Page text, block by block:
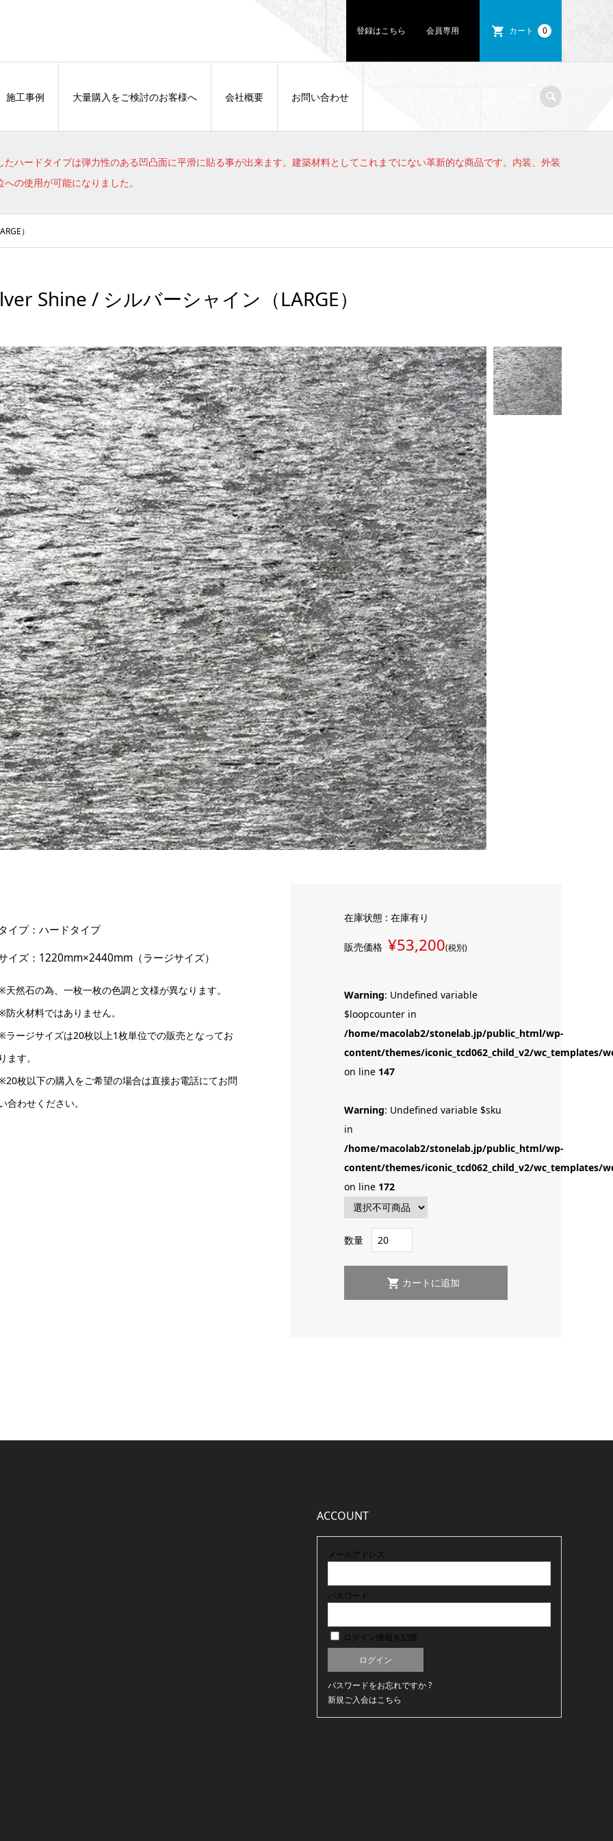
登録はこちら 会員専用 カート 0
施工事例 大量購入をご検討のお客様へ 会社概要 お問い合わせ
ハードタイプは弾力性のある凹凸面に平滑に貼る事が出来ます。建築材料としてこれまでにない革新的な商品です。内装、外装
の使用が可能になりました。
）
Shine / シルバーシャイン（LARGE）
イプ：ハードタイプ
イズ：1220mm×2440mm（ラージサイズ）
天然石の為、一枚一枚の色調と文様が異なります。
防火材料ではありません。
ラージサイズは20枚以上1枚単位での販売となってお
ます。
枚以下の購入をご希望の場合は直接お電話にてお問
合わせください。
在庫状態 : 在庫有り
販売価格 ¥53,200(税別)
Warning: Undefined variable
$loopcounter in
/home/macolab2/stonelab.jp/public_html/wp-
content/themes/iconic_tcd062_child_v2/wc_templates/
on line 147
Warning: Undefined variable $sku
in
/home/macolab2/stonelab.jp/public_html/wp-
content/themes/iconic_tcd062_child_v2/wc_templates/
on line 172
数量
ACCOUNT
メールアドレス
パスワード
ログイン情報を記憶
パスワードをお忘れですか ?
新規ご入会はこちら